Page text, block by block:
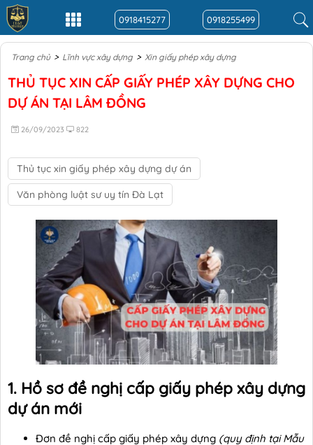
0918415277 0918255499
Trang chủ > Lĩnh vực xây dựng > Xin giấy phép xây dựng
THỦ TỤC XIN CẤP GIẤY PHÉP XÂY DỰNG CHO
DỰ ÁN TẠI LÂM ĐỒNG
26/09/2023 822
Thủ tục xin giấy phép xây dựng dự án
Văn phòng luật sư uy tín Đà Lạt
1. Hồ sơ đề nghị cấp giấy phép xây dựng
dự án mới
Đơn đề nghị cấp giấy phép xây dựng (quy định tại Mẫu